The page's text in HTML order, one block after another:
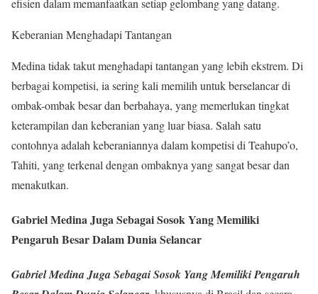
Keberanian Menghadapi Tantangan
Medina tidak takut menghadapi tantangan yang lebih ekstrem. Di
berbagai kompetisi, ia sering kali memilih untuk berselancar di
ombak-ombak besar dan berbahaya, yang memerlukan tingkat
keterampilan dan keberanian yang luar biasa. Salah satu
contohnya adalah keberaniannya dalam kompetisi di Teahupo’o,
Tahiti, yang terkenal dengan ombaknya yang sangat besar dan
menakutkan.
Gabriel Medina Juga Sebagai Sosok Yang Memiliki
Pengaruh Besar Dalam Dunia Selancar
Gabriel Medina Juga Sebagai Sosok Yang Memiliki Pengaruh